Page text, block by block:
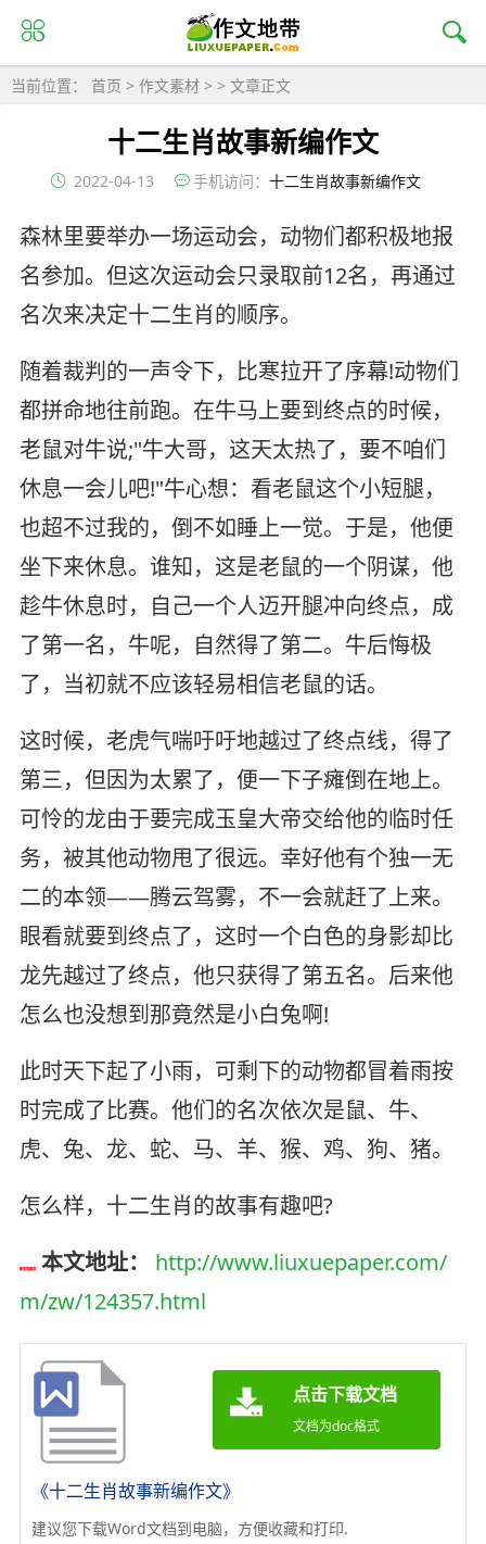
当前位置： 首页 > 作文素材 > > 文章正文
十二生肖故事新编作文
2022-04-13 手机访问： 十二生肖故事新编作文
森林里要举办一场运动会，动物们都积极地报
名参加。但这次运动会只录取前12名，再通过
名次来决定十二生肖的顺序。
随着裁判的一声令下，比寒拉开了序幕!动物们
都拼命地往前跑。在牛马上要到终点的时候，
老鼠对牛说;"牛大哥，这天太热了，要不咱们
休息一会儿吧!"牛心想：看老鼠这个小短腿，
也超不过我的，倒不如睡上一觉。于是，他便
坐下来休息。谁知，这是老鼠的一个阴谋，他
趁牛休息时，自己一个人迈开腿冲向终点，成
了第一名，牛呢，自然得了第二。牛后悔极
了，当初就不应该轻易相信老鼠的话。
这时候，老虎气喘吁吁地越过了终点线，得了
第三，但因为太累了，便一下子瘫倒在地上。
可怜的龙由于要完成玉皇大帝交给他的临时任
务，被其他动物甩了很远。幸好他有个独一无
二的本领——腾云驾雾，不一会就赶了上来。
眼看就要到终点了，这时一个白色的身影却比
龙先越过了终点，他只获得了第五名。后来他
怎么也没想到那竟然是小白兔啊!
此时天下起了小雨，可剩下的动物都冒着雨按
时完成了比赛。他们的名次依次是鼠、牛、
虎、兔、龙、蛇、马、羊、猴、鸡、狗、猪。
怎么样，十二生肖的故事有趣吧?
本文地址：
http://www.liuxuepaper.com/
m/zw/124357.html
《十二生肖故事新编作文》
建议您下载Word文档到电脑，方便收藏和打印.
点击下载文档
文档为doc格式